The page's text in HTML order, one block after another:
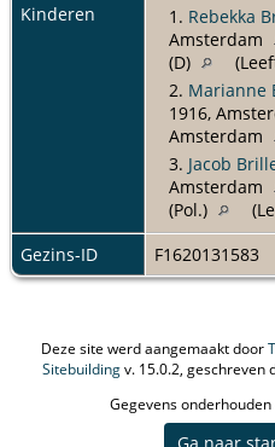
Kinderen
1. Rebekka
Amsterdam
(D)
2. Marianne
1916,
Amsterdam
3. Jacob
Amsterdam
(Pol.)
Gezins-ID
F1620131583
Deze site werd aangemaakt door
Sitebuildingv. 15.0.2, geschreven
Gegevens